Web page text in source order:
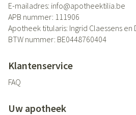
E-mailadres: info@apotheektilia.be
APB nummer: 111906
Apotheek titularis: Ingrid Claessens en
BTW nummer: BE0448760404
Klantenservice
FAQ
Uw apotheek